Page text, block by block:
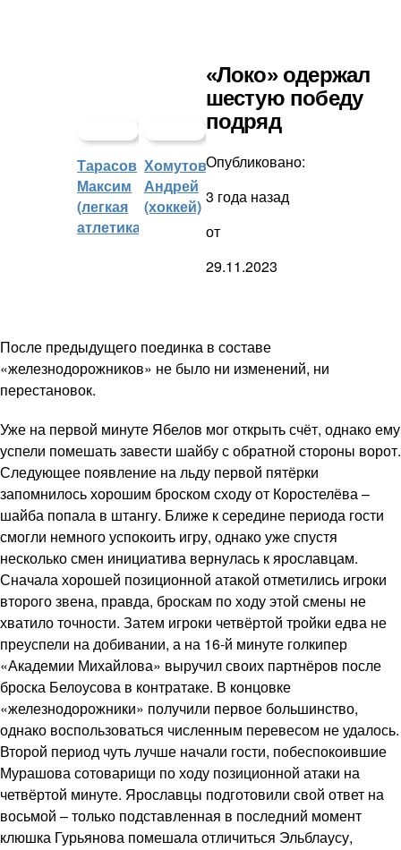
Тарасов
Максим
(легкая
атлетика)
Хомутов
Андрей
(хоккей)
«Локо» одержал
шестую победу
подряд
Опубликовано:
3 года назад
от
29.11.2023
После предыдущего поединка в составе
«железнодорожников» не было ни изменений, ни
перестановок.
Уже на первой минуте Ябелов мог открыть счёт, однако ему
успели помешать завести шайбу с обратной стороны ворот.
Следующее появление на льду первой пятёрки
запомнилось хорошим броском сходу от Коростелёва –
шайба попала в штангу. Ближе к середине периода гости
смогли немного успокоить игру, однако уже спустя
несколько смен инициатива вернулась к ярославцам.
Сначала хорошей позиционной атакой отметились игроки
второго звена, правда, броскам по ходу этой смены не
хватило точности. Затем игроки четвёртой тройки едва не
преуспели на добивании, а на 16-й минуте голкипер
«Академии Михайлова» выручил своих партнёров после
броска Белоусова в контратаке. В концовке
«железнодорожники» получили первое большинство,
однако воспользоваться численным перевесом не удалось.
Второй период чуть лучше начали гости, побеспокоившие
Мурашова сотоварищи по ходу позиционной атаки на
четвёртой минуте. Ярославцы подготовили свой ответ на
восьмой – только подставленная в последний момент
клюшка Гурьянова помешала отличиться Эльблаусу,